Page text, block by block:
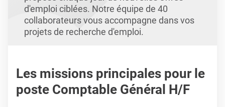
d'emploi ciblées. Notre équipe de 40
collaborateurs vous accompagne dans vos
projets de recherche d'emploi.
Les missions principales pour le
poste Comptable Général H/F